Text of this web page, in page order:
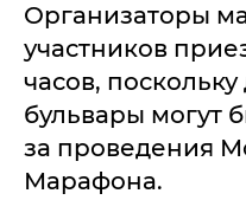
Организаторы
участников
часов,
бульвары могут
за проведения
Марафона.